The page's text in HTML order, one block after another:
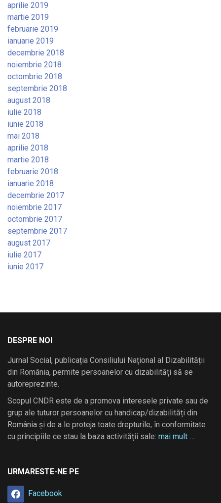
aprilie 2019
martie 2019
februarie 2019
ianuarie 2019
decembrie 2018
noiembrie 2018
octombrie 2018
septembrie 2018
august 2018
iulie 2018
iunie 2018
mai 2018
aprilie 2018
martie 2018
februarie 2018
ianuarie 2018
decembrie 2017
noiembrie 2017
octombrie 2017
septembrie 2017
august 2017
iulie 2017
iunie 2017
DESPRE NOI
Jurnal Social, publicația Consiliului Național al Dizabilității
din România, permite persoanelor cu dizabilități să se
autoreprezinte.
Scopul CNDR este de a promova interesele private sau de
grup ale tuturor persoanelor cu handicap/dizabilități din
România și de a le proteja toate drepturile, în conformitate
cu principiile ce stau la baza activității sale: mai mult …
URMARESTE-NE PE
Facebook